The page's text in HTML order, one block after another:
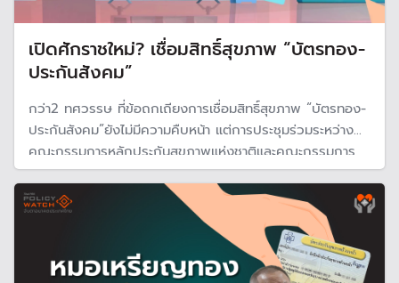
เปิดศักราชใหม่? เชื่อมสิทธิ์สุขภาพ “บัตรทอง-
ประกันสังคม”
กว่า2 ทศวรรษ ที่ข้อถกเถียงการเชื่อมสิทธิ์สุขภาพ “บัตรทอง-
ประกันสังคม”ยังไม่มีความคืบหน้า แต่การประชุมร่วมระหว่าง
คณะกรรมการหลักประกันสุขภาพแห่งชาติและคณะกรรมการ
ประกันสังคม ที่หยิบยกเรื่องนี้มาหารือ กำลังจะเป็นบทใหม่ในการ
เปิดทางสู่การปฏิรูประบบหลักประกันสุขภาพ